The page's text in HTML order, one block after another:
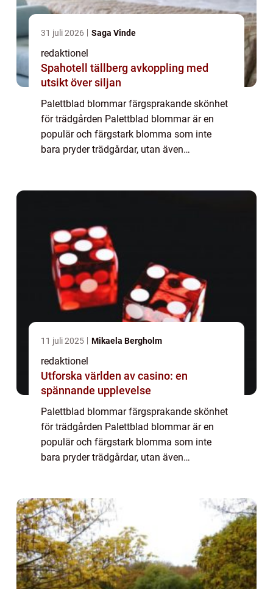
31 juli 2026 Saga Vinde
redaktionel
Spahotell tällberg avkoppling med
utsikt över siljan
Palettblad blommar färgsprakande skönhet
för trädgården Palettblad blommar är en
populär och färgstark blomma som inte
bara pryder trädgårdar, utan även
11 juli 2025 Mikaela Bergholm
redaktionel
Utforska världen av casino: en
spännande upplevelse
Palettblad blommar färgsprakande skönhet
för trädgården Palettblad blommar är en
populär och färgstark blomma som inte
bara pryder trädgårdar, utan även
palettblad blommar v...